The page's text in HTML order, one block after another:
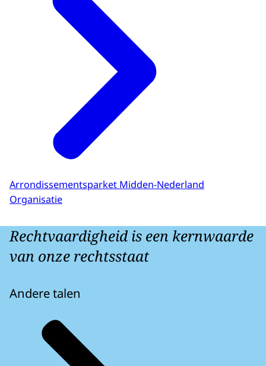
Arrondissementsparket Midden-Nederland
Organisatie
Rechtvaardigheid is een kernwaarde
van onze rechtsstaat
Andere talen